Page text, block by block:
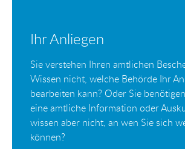
Ihr Anliegen
Sie verstehen Ihren amtlichen
Wissen nicht, welche Behörde Ihr
bearbeiten kann? Oder Sie
eine amtliche Information oder
wissen aber nicht, an wen Sie sich
können?